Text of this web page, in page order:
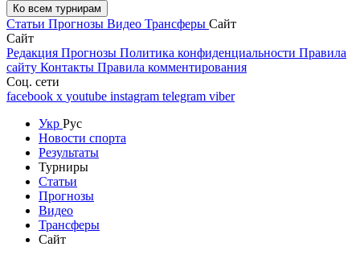
Ко всем турнирам
Статьи Прогнозы Видео Трансферы Сайт
Сайт
Редакция Прогнозы Политика конфиденциальности Правила
сайту Контакты Правила комментирования
Соц. сети
facebook x youtube instagram telegram viber
Укр Рус
Новости спорта
Результаты
Турниры
Статьи
Прогнозы
Видео
Трансферы
Сайт